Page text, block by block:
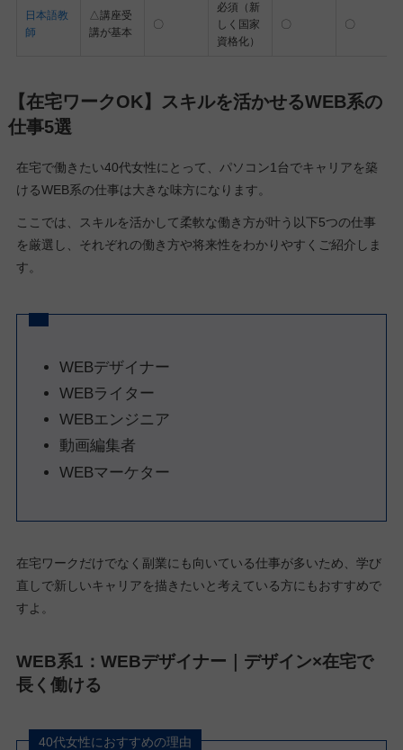
日本語教
師
△講座受
講が基本
〇
必須（新
しく国家
資格化）
〇 〇
【在宅ワークOK】スキルを活かせるWEB系の
仕事5選
在宅で働きたい40代女性にとって、パソコン1台でキャリアを築
けるWEB系の仕事は大きな味方になります。
ここでは、スキルを活かして柔軟な働き方が叶う以下5つの仕事
を厳選し、それぞれの働き方や将来性をわかりやすくご紹介しま
す。
WEBデザイナー
WEBライター
WEBエンジニア
動画編集者
WEBマーケター
在宅ワークだけでなく副業にも向いている仕事が多いため、学び
直しで新しいキャリアを描きたいと考えている方にもおすすめで
すよ。
WEB系1：WEBデザイナー｜デザイン×在宅で
長く働ける
40代女性におすすめの理由